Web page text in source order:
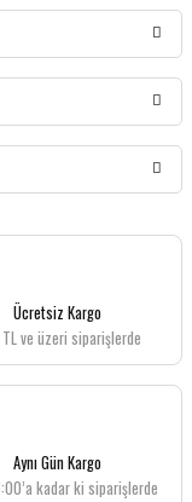
diğer konularda yetersiz
Ücretsiz Kargo
ve üzeri siparişlerde
Aynı Gün Kargo
kadar ki siparişlerde